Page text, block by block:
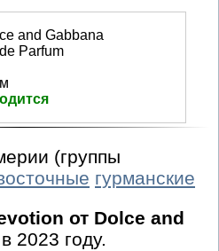
and Gabbana
Parfum
(группы
гурманские
от Dolce and
2023 году.